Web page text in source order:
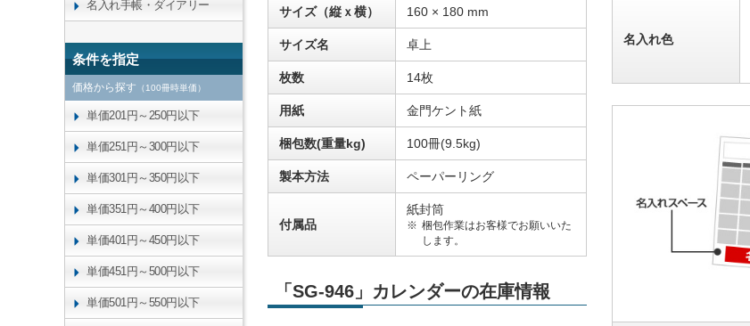
サイズ（縦ｘ横） 160 × 180 mm
サイズ名 卓上
枚数 14枚
用紙 金門ケント紙
梱包数(重量kg) 100冊(9.5kg)
製本方法 ペーパーリング
付属品
紙封筒
梱包作業はお客様でお願いいた
します。
「SG-946」カレンダーの在庫情報
名入れ色
名入れ手帳・ダイアリー
条件を指定
価格から探す （100冊時単価）
単価201円～250円以下
単価251円～300円以下
単価301円～350円以下
単価351円～400円以下
単価401円～450円以下
単価451円～500円以下
単価501円～550円以下